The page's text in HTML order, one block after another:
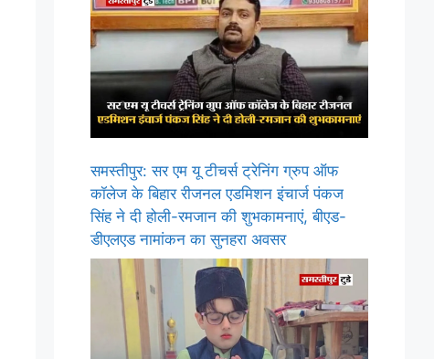
समस्तीपुर: सर एम यू टीचर्स ट्रेनिंग ग्रुप ऑफ
कॉलेज के बिहार रीजनल एडमिशन इंचार्ज पंकज
सिंह ने दी होली-रमजान की शुभकामनाएं, बीएड-
डीएलएड नामांकन का सुनहरा अवसर